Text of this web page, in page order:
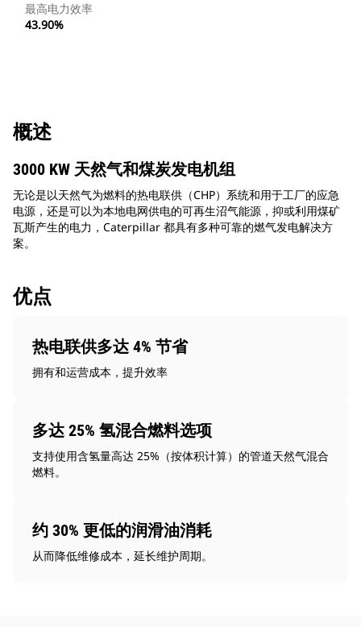
最高电力效率
43.90%
概述
3000 KW 天然气和煤炭发电机组
无论是以天然气为燃料的热电联供（CHP）系统和用于工厂的应急
电源，还是可以为本地电网供电的可再生沼气能源，抑或利用煤矿
瓦斯产生的电力，Caterpillar 都具有多种可靠的燃气发电解决方
案。
优点
热电联供多达 4% 节省
拥有和运营成本，提升效率
多达 25% 氢混合燃料选项
支持使用含氢量高达 25%（按体积计算）的管道天然气混合
燃料。
约 30% 更低的润滑油消耗
从而降低维修成本，延长维护周期。